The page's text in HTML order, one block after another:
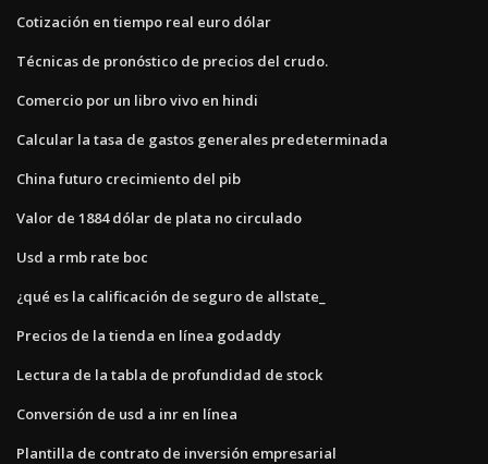
Cotización en tiempo real euro dólar
Técnicas de pronóstico de precios del crudo.
Comercio por un libro vivo en hindi
Calcular la tasa de gastos generales predeterminada
China futuro crecimiento del pib
Valor de 1884 dólar de plata no circulado
Usd a rmb rate boc
¿qué es la calificación de seguro de allstate_
Precios de la tienda en línea godaddy
Lectura de la tabla de profundidad de stock
Conversión de usd a inr en línea
Plantilla de contrato de inversión empresarial